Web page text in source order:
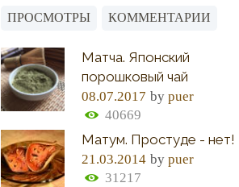
ПРОСМОТРЫ КОММЕНТАРИИ
Матча. Японский
порошковый чай
08.07.2017 bypuer
40669
Матум. Простуде - нет!
21.03.2014 bypuer
31217